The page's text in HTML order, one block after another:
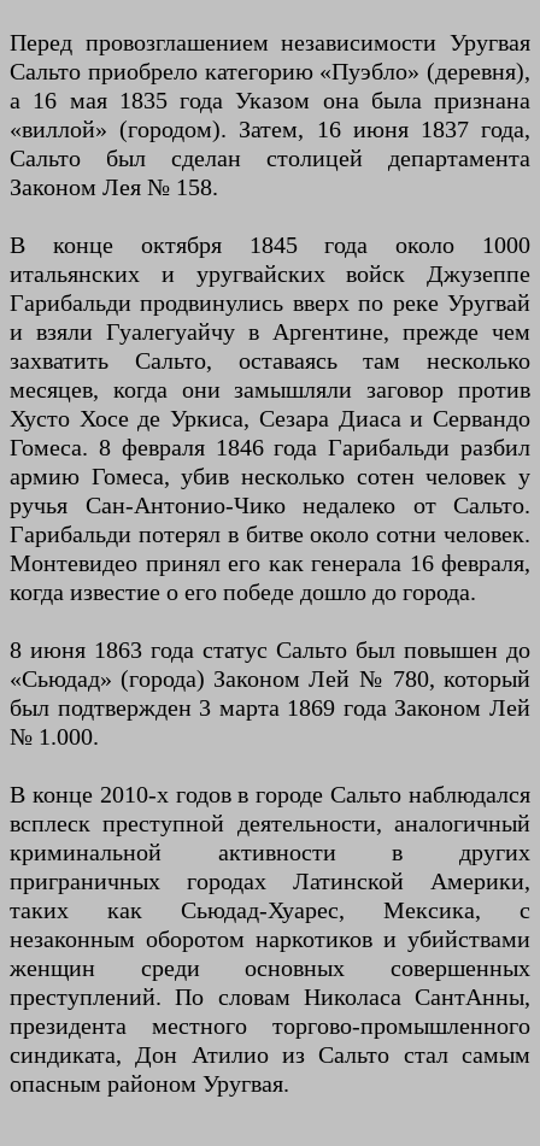
Перед провозглашением независимости Уругвая
Сальто приобрело категорию «Пуэбло» (деревня),
а 16 мая 1835 года Указом она была признана
«виллой» (городом). Затем, 16 июня 1837 года,
Сальто был сделан столицей департамента
Законом Лея № 158.
В конце октября 1845 года около 1000
итальянских и уругвайских войск Джузеппе
Гарибальди продвинулись вверх по реке Уругвай
и взяли Гуалегуайчу в Аргентине, прежде чем
захватить Сальто, оставаясь там несколько
месяцев, когда они замышляли заговор против
Хусто Хосе де Уркиса, Сезара Диаса и Сервандо
Гомеса. 8 февраля 1846 года Гарибальди разбил
армию Гомеса, убив несколько сотен человек у
ручья Сан-Антонио-Чико недалеко от Сальто.
Гарибальди потерял в битве около сотни человек.
Монтевидео принял его как генерала 16 февраля,
когда известие о его победе дошло до города.
8 июня 1863 года статус Сальто был повышен до
«Сьюдад» (города) Законом Лей № 780, который
был подтвержден 3 марта 1869 года Законом Лей
№ 1.000.
В конце 2010-х годов в городе Сальто наблюдался
всплеск преступной деятельности, аналогичный
криминальной активности в других
приграничных городах Латинской Америки,
таких как Сьюдад-Хуарес, Мексика, с
незаконным оборотом наркотиков и убийствами
женщин среди основных совершенных
преступлений. По словам Николаса СантАнны,
президента местного торгово-промышленного
синдиката, Дон Атилио из Сальто стал самым
опасным районом Уругвая.